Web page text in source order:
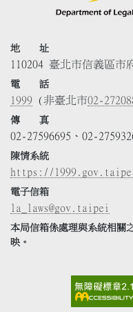
地 址
110204 臺北市信義區市
電 話
1999 (非臺北市02-
傳 真
02-27596695、02-
陳情系統
https://
電子信箱
la_laws@gov.taipei
本局信箱係處理與系統相關
映。